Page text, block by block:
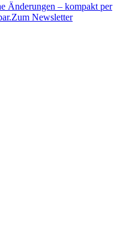
Änderungen – kompakt per
Zum Newsletter